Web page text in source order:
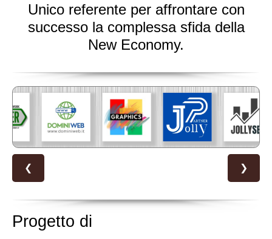
Unico referente per affrontare con
successo la complessa sfida della
New Economy.
❮ ❯
Progetto di